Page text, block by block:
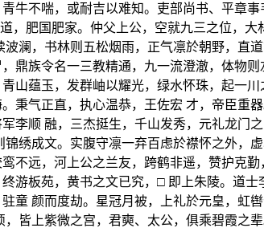
牛不喘，或耐吉以难知。吏部尚书、平章
，肥国肥家。仲父上公，空就九三之位，
澜，书林则五松烟雨，正气凛於朝野，直
鼎族令名一三教精通，九一流澄澈，体物
山蕴玉，发群岫以耀光，绿水怀珠，起一
秉气正直，执心温恭，王佐宏 才，帝臣重
李顺 融，三杰挺生，千山发秀，元礼龙门
绣成文。实腹守凛一弃百虑於襟怀之外，
不远，河上公之兰友，跨鹤非遥，赞护克
游板苑，黄书之文已究，□ 即上朱陵。道
童 颜而度劫。星冠月被，上礼於元皇，虹
皆上紫微之宫，君奭、太公，俱乘碧霞之